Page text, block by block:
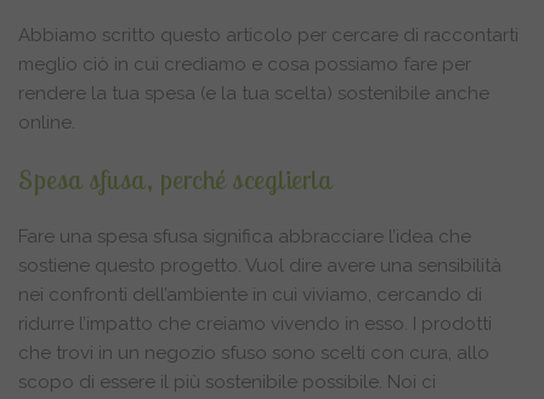
Abbiamo scritto questo articolo per cercare di raccontarti
meglio ciò in cui crediamo e cosa possiamo fare per
rendere la tua spesa (e la tua scelta) sostenibile anche
online.
Spesa sfusa, perché sceglierla
Fare una spesa sfusa significa abbracciare l’idea che
sostiene questo progetto. Vuol dire avere una sensibilità
nei confronti dell’ambiente in cui viviamo, cercando di
ridurre l’impatto che creiamo vivendo in esso. I prodotti
che trovi in un negozio sfuso sono scelti con cura, allo
scopo di essere il più sostenibile possibile. Noi ci